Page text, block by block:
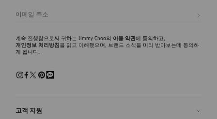
계속 진행함으로써 귀하는 Jimmy Choo의 이용 약관에 동의하고,
개인정보 처리방침을 읽고 이해했으며, 브랜드 소식을 미리 받아보는데 동의하
게 됩니다.
고객 지원